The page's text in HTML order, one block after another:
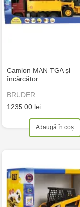
Camion MAN TGA și
încărcător
BRUDER
1235.00 lei
Adaugă în coș